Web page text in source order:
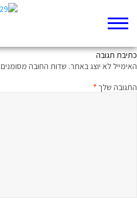
כתיבת תגובה
האימייל לא יוצג באתר. שדות החובה מסומנים
התגובה שלך*